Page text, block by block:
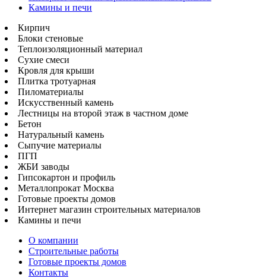
Камины и печи
Кирпич
Блоки стеновые
Теплоизоляционный материал
Сухие смеси
Кровля для крыши
Плитка тротуарная
Пиломатериалы
Искусственный камень
Лестницы на второй этаж в частном доме
Бетон
Натуральный камень
Сыпучие материалы
ПГП
ЖБИ заводы
Гипсокартон и профиль
Металлопрокат Москва
Готовые проекты домов
Интернет магазин строительных материалов
Камины и печи
О компании
Строительные работы
Готовые проекты домов
Контакты